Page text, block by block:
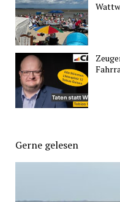
Gerne gelesen